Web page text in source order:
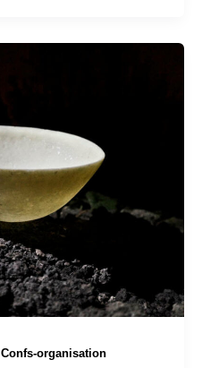
Confs-organisation